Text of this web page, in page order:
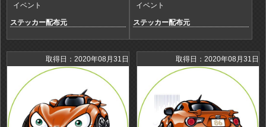
イベント
ステッカー配布元
イベント
ステッカー配布元
取得日：2020年08月31日 取得日：2020年08月31日